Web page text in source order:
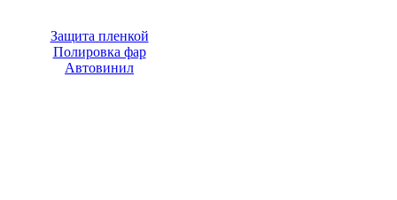
Защита пленкой
Полировка фар
Автовинил